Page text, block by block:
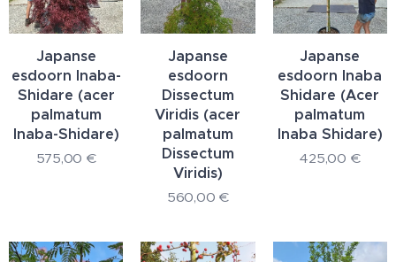
Japanse
esdoorn Inaba-
Shidare (acer
palmatum
Inaba-Shidare)
575,00 €
Japanse
esdoorn
Dissectum
Viridis (acer
palmatum
Dissectum
Viridis)
560,00 €
Japanse
esdoorn Inaba
Shidare (Acer
palmatum
Inaba Shidare)
425,00 €